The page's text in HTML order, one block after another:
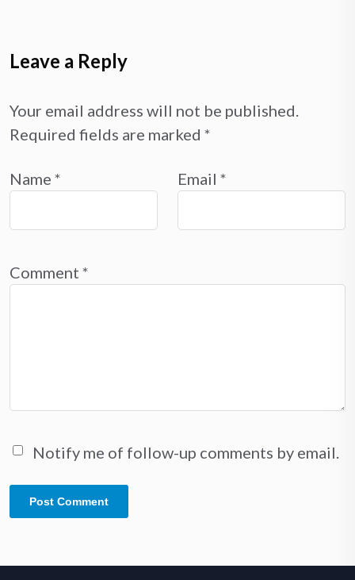
Leave a Reply
Your email address will not be published.
Required fields are marked *
Name * Email *
Comment *
Notify me of follow-up comments by email.